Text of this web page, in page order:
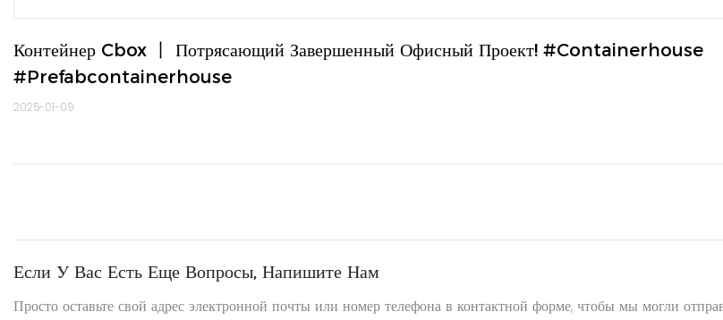
Контейнер Cbox 丨 Потрясающий Завершенный Офисный Проект! #containerhouse
#prefabcontainerhouse
2025-01-09
Если У Вас Есть Еще Вопросы, Напишите Нам
Просто оставьте свой адрес электронной почты или номер телефона в контактной форме, чтобы мы могли